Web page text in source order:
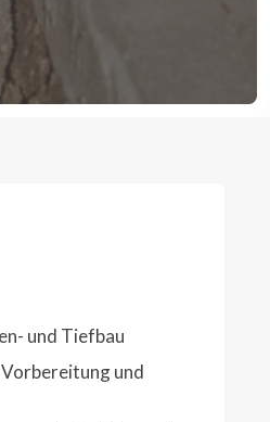
und Tiefbau
und